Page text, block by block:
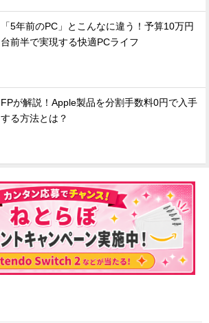
「5年前のPC」とこんなに違う！予算10万円
台前半で実現する快適PCライフ
FPが解説！Apple製品を分割手数料0円で入手
する方法とは？